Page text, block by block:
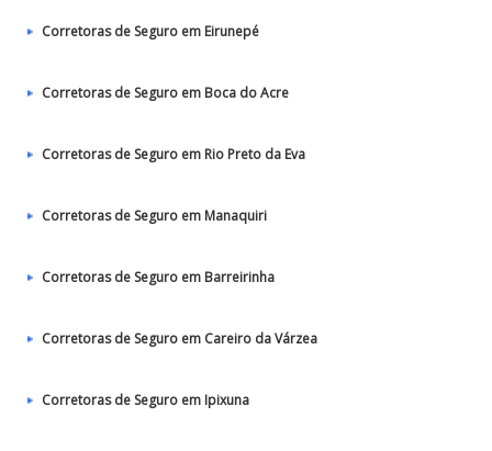
Corretoras de Seguro em Eirunepé
Corretoras de Seguro em Boca do Acre
Corretoras de Seguro em Rio Preto da Eva
Corretoras de Seguro em Manaquiri
Corretoras de Seguro em Barreirinha
Corretoras de Seguro em Careiro da Várzea
Corretoras de Seguro em Ipixuna